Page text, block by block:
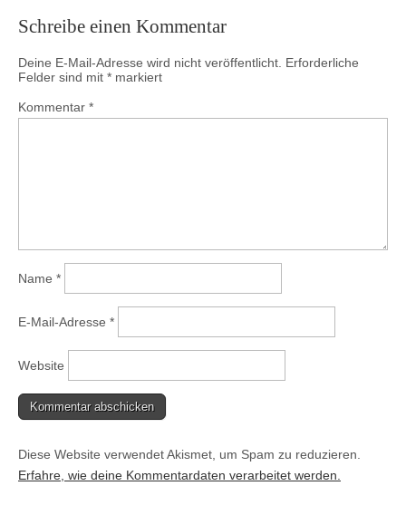
Schreibe einen Kommentar
Deine E-Mail-Adresse wird nicht veröffentlicht. Erforderliche
Felder sind mit * markiert
Kommentar *
Name *
E-Mail-Adresse *
Website
Diese Website verwendet Akismet, um Spam zu reduzieren.
Erfahre, wie deine Kommentardaten verarbeitet werden.